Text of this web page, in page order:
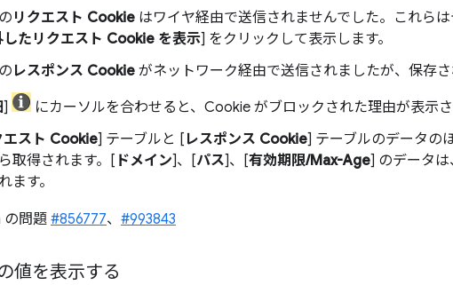
リクエスト Cookie はワイヤ経由で送信されませんでした。これら
したリクエスト Cookie を表示] をクリックして表示します。
レスポンス Cookie がネットワーク経由で送信されましたが、保存さ
]
にカーソルを合わせると、Cookie がブロックされた理由が表示さ
エスト Cookie] テーブルと [ レスポンス Cookie] テーブルのデータの
取得されます。[ ドメイン]、[パス]、[有効期限/Max-Age] のデータは
ます。
の問題#856777、 #993843
値を表示する